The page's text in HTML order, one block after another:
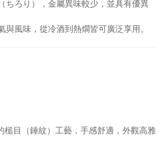
ちろり），金屬異味較少，並具有優異
風味，從冷酒到熱燗皆可廣泛享用。
槌目（錘紋）工藝，手感舒適，外觀高雅